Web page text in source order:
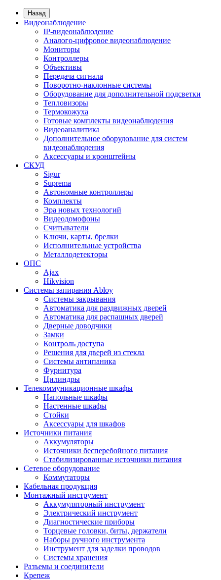
Назад
Видеонаблюдение
IP-видеонаблюдение
Аналого-цифровое видеонаблюдение
Мониторы
Контроллеры
Объективы
Передача сигнала
Поворотно-наклонные системы
Оборудование для дополнительной подсветки
Тепловизоры
Термокожуха
Готовые комплекты видеонаблюдения
Видеоаналитика
Дополнительное оборудование для систем
видеонаблюдения
Аксессуары и кронштейны
СКУД
Sigur
Suprema
Автономные контроллеры
Комплекты
Эра новых технологий
Видеодомофоны
Считыватели
Ключи, карты, брелки
Исполнительные устройства
Металлодетекторы
ОПС
Ajax
Hikvision
Системы запирания Abloy
Cистемы закрывания
Автоматика для раздвижных дверей
Автоматика для распашных дверей
Дверные доводчики
Замки
Контроль доступа
Решения для дверей из стекла
Системы антипаника
Фурнитура
Цилиндры
Телекоммуникационные шкафы
Напольные шкафы
Настенные шкафы
Стойки
Аксессуары для шкафов
Источники питания
Аккумуляторы
Источники бесперебойного питания
Стабилизированные источники питания
Сетевое оборудование
Коммутаторы
Кабельная продукция
Монтажный инструмент
Аккумуляторный инструмент
Электрический инструмент
Диагностические приборы
Торцевые головки, биты, держатели
Наборы ручного инструмента
Инструмент для заделки проводов
Системы хранения
Разъемы и соединители
Крепеж